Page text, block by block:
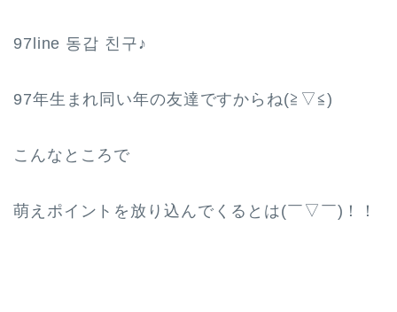
97line 동갑 친구♪
97年生まれ同い年の友達ですからね(≧▽≦)
こんなところで
萌えポイントを放り込んでくるとは(￣▽￣)！！